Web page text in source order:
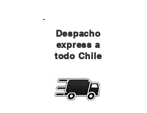
Despacho
express a
todo Chile